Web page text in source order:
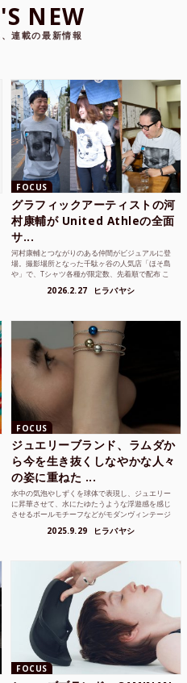
NEW
連載の最新情報
FOCUS
グラフィックアーティストの河
村康輔が United Athleの全面
サ...
河村康輔とつながりのある仲間がビジュアルに登
場。撮影場所となった千駄ヶ谷の人気店「ほそ島
や」で、Tシャツ各種が限定数、先着順で配布 こ
2026.2.27 ヒラバヤシ
FOCUS
ジュエリーブランド、ラムダか
ら今を生き抜くしなやかな人々
の姿に重ねた ...
水中の気泡やしずくを球体で表現し、ジュエリー
に昇華させて、水にたゆたうような浮遊感を感じ
させるボールモチーフなどがモダンヴィンテージ
2025.9.29 ヒラバヤシ
FOCUS